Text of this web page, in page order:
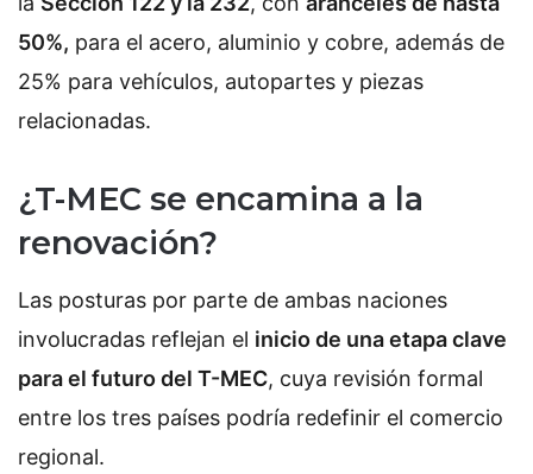
50%, para el acero, aluminio y cobre, además de
25% para vehículos, autopartes y piezas
relacionadas.
¿T-MEC se encamina a la
renovación?
Las posturas por parte de ambas naciones
involucradas reflejan el inicio de una etapa clave
para el futuro del T-MEC, cuya revisión formal
entre los tres países podría redefinir el comercio
regional.